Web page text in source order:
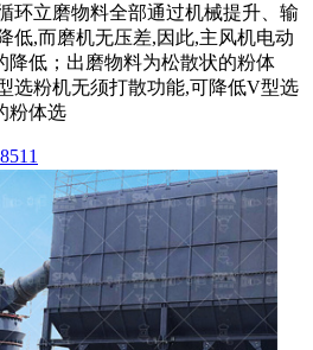
环立磨物料全部通过机械提升、输
低,而磨机无压差,因此,主风机电动
降低；出磨物料为松散状的粉体
选粉机无须打散功能,可降低V型选
粉体选